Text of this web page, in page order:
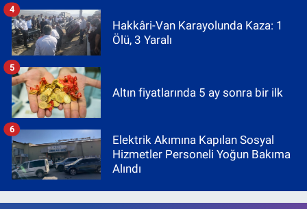
Hakkâri-Van Karayolunda Kaza: 1
Ölü, 3 Yaralı
4
Altın fiyatlarında 5 ay sonra bir ilk
5
Elektrik Akımına Kapılan Sosyal
Hizmetler Personeli Yoğun Bakıma
Alındı
6